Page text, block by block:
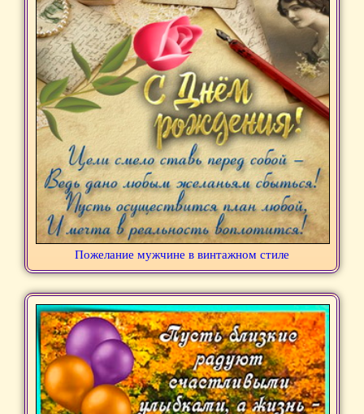
Пожелание мужчине в винтажном стиле